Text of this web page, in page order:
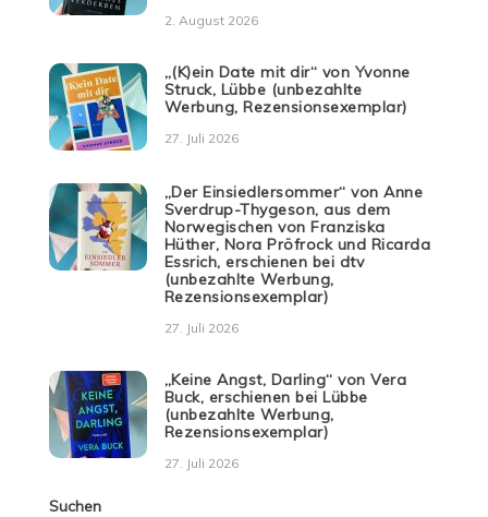
2. August 2026
„(K)ein Date mit dir“ von Yvonne
Struck, Lübbe (unbezahlte
Werbung, Rezensionsexemplar)
27. Juli 2026
„Der Einsiedlersommer“ von Anne
Sverdrup-Thygeson, aus dem
Norwegischen von Franziska
Hüther, Nora Pröfrock und Ricarda
Essrich, erschienen bei dtv
(unbezahlte Werbung,
Rezensionsexemplar)
27. Juli 2026
„Keine Angst, Darling“ von Vera
Buck, erschienen bei Lübbe
(unbezahlte Werbung,
Rezensionsexemplar)
27. Juli 2026
Suchen